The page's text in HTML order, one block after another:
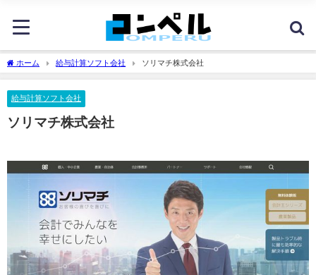
ホーム 給与計算ソフト会社 ソリマチ株式会社
給与計算ソフト会社
ソリマチ株式会社